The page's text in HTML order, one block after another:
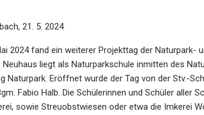
21. 5. 2024
2024 fand ein weiterer Projekttag der Naturpark-
liegt als Naturparkschule inmitten des
Naturpark. Eröffnet wurde der Tag von der Stv.-
Fabio Halb. Die Schülerinnen und Schüler aller
sowie Streuobstwiesen oder etwa die Imkerei